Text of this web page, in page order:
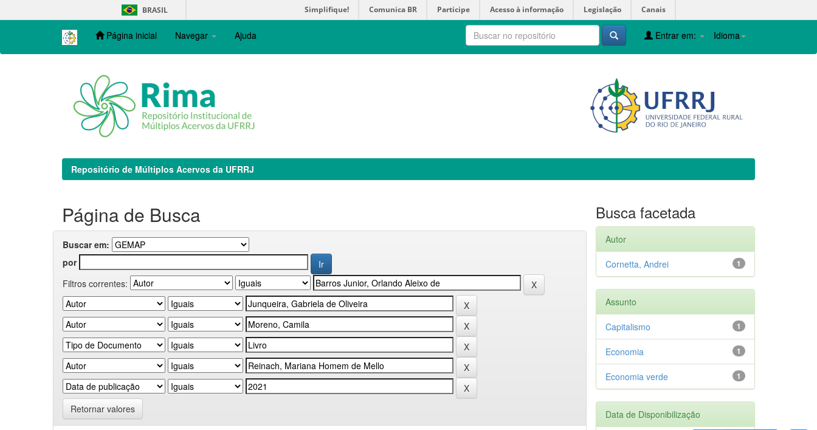
navigation
BRASIL Simplifique! Comunica BR Participe Acesso à informação Legislação Canais
Página inicial Navegar Ajuda Idioma
Entrar em:
Repositório de Múltiplos Acervos da UFRRJ
Página de Busca
Buscar em:
por
Filtros correntes:
Retornar valores
Busca facetada
Autor
1
Cornetta, Andrei
Assunto
1
Capitalismo
1
Economia
1
Economia verde
Data de Disponibilização